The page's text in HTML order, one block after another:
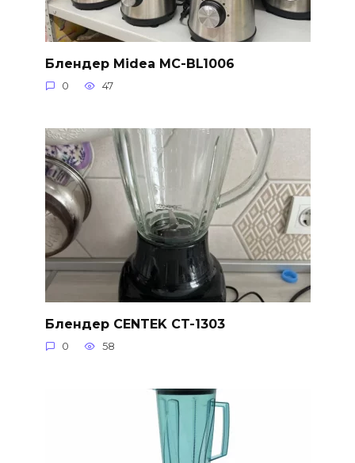
Блендер Midea MC-BL1006
0 47
Блендер CENTEK CT-1303
0 58